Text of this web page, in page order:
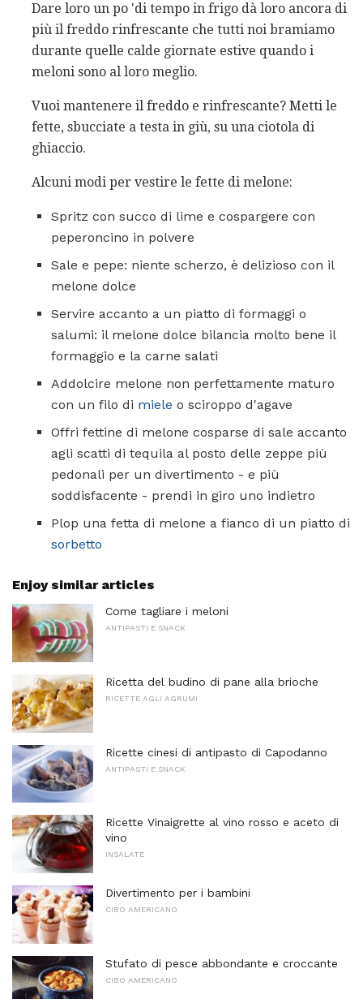
Dare loro un po 'di tempo in frigo dà loro ancora di
più il freddo rinfrescante che tutti noi bramiamo
durante quelle calde giornate estive quando i
meloni sono al loro meglio.
Vuoi mantenere il freddo e rinfrescante? Metti le
fette, sbucciate a testa in giù, su una ciotola di
ghiaccio.
Alcuni modi per vestire le fette di melone:
Spritz con succo di lime e cospargere con
peperoncino in polvere
Sale e pepe: niente scherzo, è delizioso con il
melone dolce
Servire accanto a un piatto di formaggi o
salumi: il melone dolce bilancia molto bene il
formaggio e la carne salati
Addolcire melone non perfettamente maturo
con un filo di miele o sciroppo d'agave
Offri fettine di melone cosparse di sale accanto
agli scatti di tequila al posto delle zeppe più
pedonali per un divertimento - e più
soddisfacente - prendi in giro uno indietro
Plop una fetta di melone a fianco di un piatto di
sorbetto
Enjoy similar articles
Come tagliare i meloni
ANTIPASTI E SNACK
Ricetta del budino di pane alla brioche
RICETTE AGLI AGRUMI
Ricette cinesi di antipasto di Capodanno
ANTIPASTI E SNACK
Ricette Vinaigrette al vino rosso e aceto di
vino
INSALATE
Divertimento per i bambini
CIBO AMERICANO
Stufato di pesce abbondante e croccante
CIBO AMERICANO